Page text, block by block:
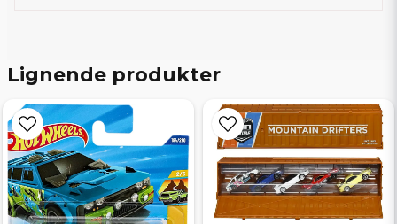
Lignende produkter